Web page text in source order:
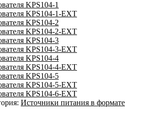
KPS104-1
KPS104-1-EXT
KPS104-2
KPS104-2-EXT
KPS104-3
KPS104-3-EXT
KPS104-4
KPS104-4-EXT
KPS104-5
KPS104-5-EXT
KPS104-6-EXT
Источники питания в формате